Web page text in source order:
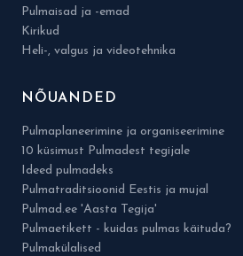
Pulmaisad ja -emad
Kirikud
Heli-, valgus ja videotehnika
NÕUANDED
Pulmaplaneerimine ja organiseerimine
10 küsimust Pulmadest tegijale
Ideed pulmadeks
Pulmatraditsioonid Eestis ja mujal
Pulmad.ee 'Aasta Tegija'
Pulmaetikett - kuidas pulmas käituda?
Pulmakülalised